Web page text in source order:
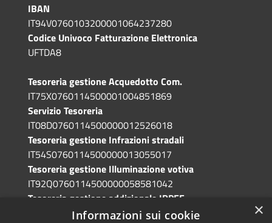
IBAN
IT94V0760103200001064237280
Codice Univoco Fatturazione Elettronica
UFTDA8
Tesoreria gestione Acquedotto Com.
IT75X0760114500001004851869
Servizio Tesoreria
IT08D0760114500000012526018
Tesoreria gestione Infrazioni stradali
IT54S0760114500000013055017
Tesoreria gestione Illuminazione votiva
IT92Q0760114500000058581042
Tesoreria gestione addizionale IRPEF
IT71A0760114500000086341765
×
Informazioni sui cookie